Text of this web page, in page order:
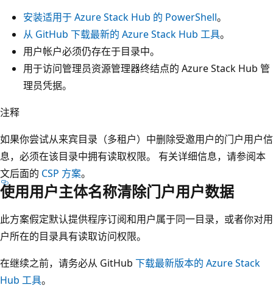
安装适用于 Azure Stack Hub 的 PowerShell。
从 GitHub 下载最新的 Azure Stack Hub 工具。
用户帐户必须仍存在于目录中。
用于访问管理员资源管理器终结点的 Azure Stack Hub 管
理员凭据。
注释
如果你尝试从来宾目录（多租户）中删除受邀用户的门户用户信
息，必须在该目录中拥有读取权限。 有关详细信息，请参阅本
文后面的 CSP 方案。
使用用户主体名称清除门户用户数据
此方案假定默认提供程序订阅和用户属于同一目录，或者你对用
户所在的目录具有读取访问权限。
在继续之前，请务必从 GitHub 下载最新版本的 Azure Stack
Hub 工具。